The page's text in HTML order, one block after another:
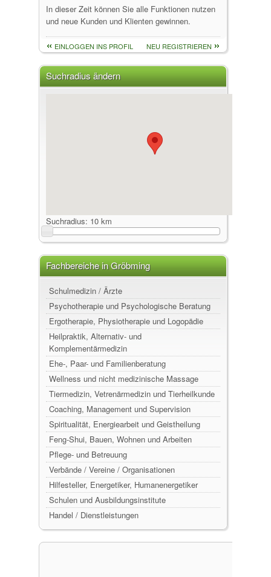
In dieser Zeit können Sie alle Funktionen nutzen
und neue Kunden und Klienten gewinnen.
EINLOGGEN INS PROFIL NEU REGISTRIEREN
Suchradius ändern
Suchradius: 10 km
Fachbereiche in Gröbming
Schulmedizin / Ärzte
Psychotherapie und Psychologische Beratung
Ergotherapie, Physiotherapie und Logopädie
Heilpraktik, Alternativ- und
Komplementärmedizin
Ehe-, Paar- und Familienberatung
Wellness und nicht medizinische Massage
Tiermedizin, Vetrenärmedizin und Tierheilkunde
Coaching, Management und Supervision
Spiritualität, Energiearbeit und Geistheilung
Feng-Shui, Bauen, Wohnen und Arbeiten
Pflege- und Betreuung
Verbände / Vereine / Organisationen
Hilfesteller, Energetiker, Humanenergetiker
Schulen und Ausbildungsinstitute
Handel / Dienstleistungen